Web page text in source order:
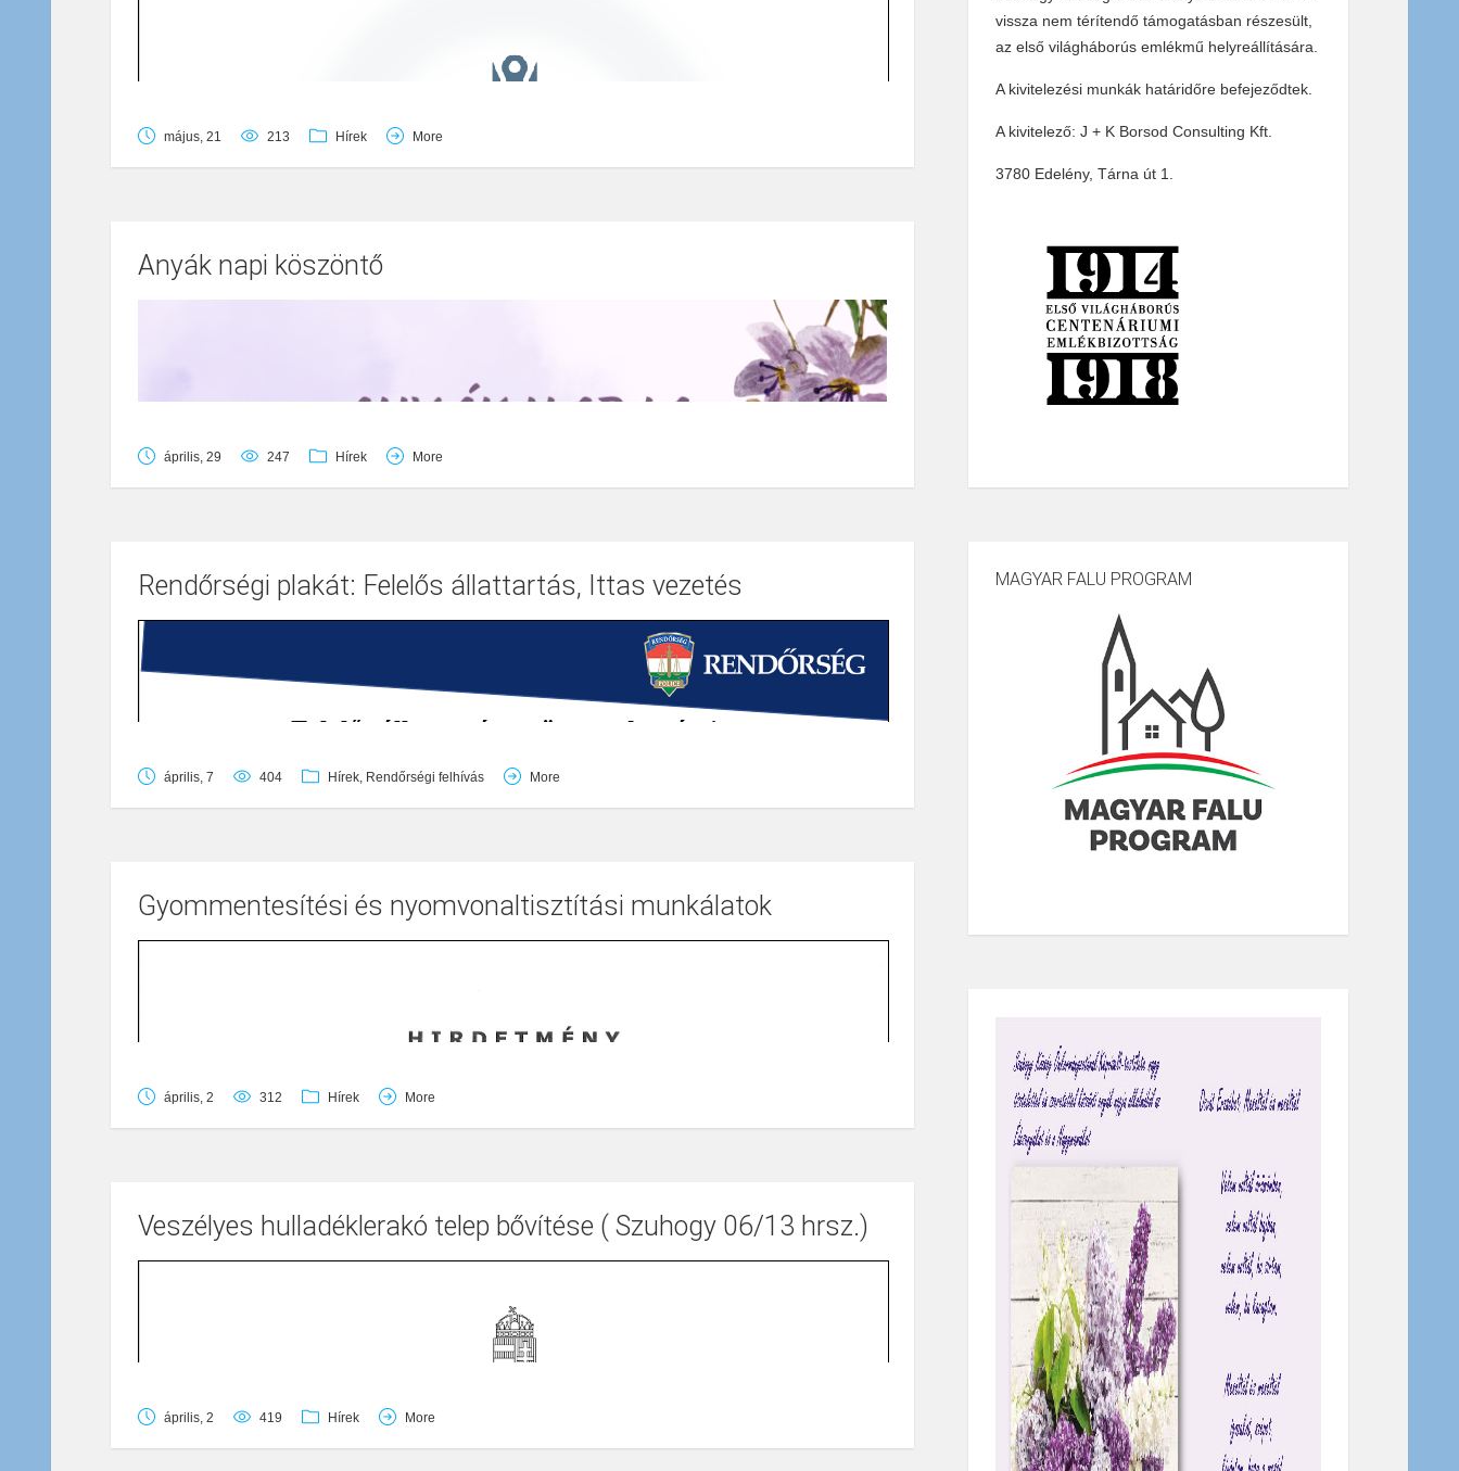
május, 21 213 Hírek More
Anyák napi köszöntő
április, 29 247 Hírek More
Rendőrségi plakát: Felelős állattartás, Ittas vezetés
április, 7 404 Hírek, Rendőrségi felhívás More
Gyommentesítési és nyomvonaltisztítási munkálatok
április, 2 312 Hírek More
Veszélyes hulladéklerakó telep bővítése ( Szuhogy 06/13 hrsz.)
április, 2 419 Hírek More
vissza nem térítendő támogatásban részesült,
az első világháborús emlékmű helyreállítására.
A kivitelezési munkák határidőre befejeződtek.
A kivitelező: J + K Borsod Consulting Kft.
3780 Edelény, Tárna út 1.
MAGYAR FALU PROGRAM